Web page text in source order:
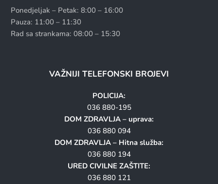
Ponedjeljak – Petak: 8:00 – 16:00
Pauza: 11:00 – 11:30
Rad sa strankama: 08:00 – 15:30
VAŽNIJI TELEFONSKI BROJEVI
POLICIJA:
036 880-195
DOM ZDRAVLJA – uprava:
036 880 094
DOM ZDRAVLJA – Hitna služba:
036 880 194
URED CIVILNE ZAŠTITE:
036 880 121